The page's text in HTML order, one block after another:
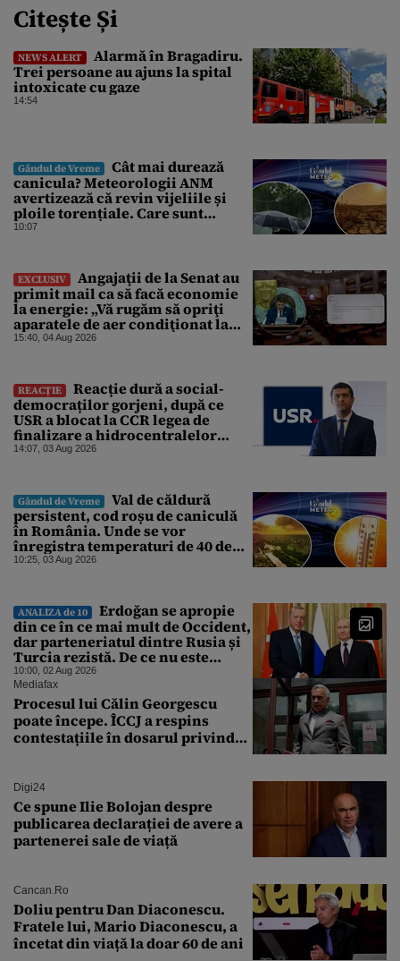
Citește Și
NEWS ALERT
Alarmă în Bragadiru.
Trei persoane au ajuns la spital
intoxicate cu gaze
14:54
Gândul de Vreme
Cât mai durează
canicula? Meteorologii ANM
avertizează că revin vijeliile și
ploile torențiale. Care sunt
zonele vizate, începând chiar de
10:07
EXCLUSIV
Angajaţii de la Senat au
primit mail ca să facă economie
la energie: „Vă rugăm să opriţi
aparatele de aer condiţionat la
sfârşitul programului”
15:40, 04 Aug 2026
REACȚIE
Reacție dură a social-
democraților gorjeni, după ce
USR a blocat la CCR legea de
finalizare a hidrocentralelor
abandonate. „Nu ne-ar surprinde
abătut o cupolă de foc”
14:07, 03 Aug 2026
Gândul de Vreme
Val de căldură
persistent, cod roșu de caniculă
în România. Unde se vor
înregistra temperaturi de 40 de
grade, potrivit ANM
10:25, 03 Aug 2026
ANALIZA de 10
Erdoğan se apropie
din ce în ce mai mult de Occident,
dar parteneriatul dintre Rusia și
Turcia rezistă. De ce nu este
Moscova îngrijorată de
orientarea spre vest a Ankarei
10:00, 02 Aug 2026
Mediafax
Procesul lui Călin Georgescu
poate începe. ÎCCJ a respins
contestațiile în dosarul privind
Digi24
Ce spune Ilie Bolojan despre
publicarea declarației de avere a
partenerei sale de viață
Cancan.ro
Doliu pentru Dan Diaconescu.
Fratele lui, Mario Diaconescu, a
încetat din viață la doar 60 de ani